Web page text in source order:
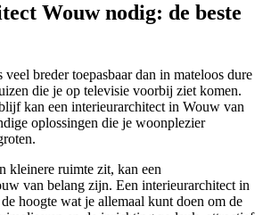
Wouw nodig: de beste
breder toepasbaar dan in mateloos dure
die je op televisie voorbij ziet komen.
kan een interieurarchitect in Wouw van
oplossingen die je woonplezier
kleinere ruimte zit, kan een
van belang zijn. Een interieurarchitect in
hoogte wat je allemaal kunt doen om de